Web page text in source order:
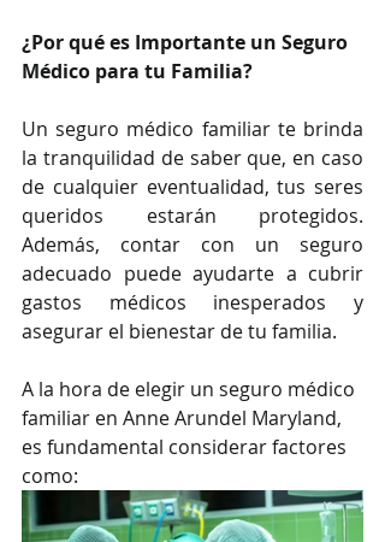
¿Por qué es Importante un Seguro
Médico para tu Familia?
Un seguro médico familiar te brinda
la tranquilidad de saber que, en caso
de cualquier eventualidad, tus seres
queridos estarán protegidos.
Además, contar con un seguro
adecuado puede ayudarte a cubrir
gastos médicos inesperados y
asegurar el bienestar de tu familia.
A la hora de elegir un seguro médico
familiar en Anne Arundel Maryland,
es fundamental considerar factores
como: